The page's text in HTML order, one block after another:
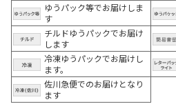
ゆうパック等でお届けしま
す
チルドゆうパックでお届け
します
冷凍ゆうパックでお届けし
ます。
佐川急便でのお届けとなり
ます